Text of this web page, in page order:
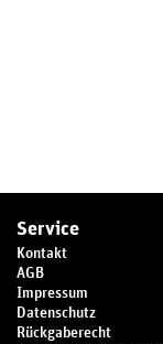
Service
Kontakt
AGB
Impressum
Datenschutz
Rückgaberecht